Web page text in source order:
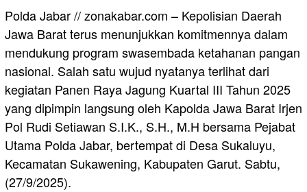
Polda Jabar // zonakabar.com – Kepolisian Daerah
Jawa Barat terus menunjukkan komitmennya dalam
mendukung program swasembada ketahanan pangan
nasional. Salah satu wujud nyatanya terlihat dari
kegiatan Panen Raya Jagung Kuartal III Tahun 2025
yang dipimpin langsung oleh Kapolda Jawa Barat Irjen
Pol Rudi Setiawan S.I.K., S.H., M.H bersama Pejabat
Utama Polda Jabar, bertempat di Desa Sukaluyu,
Kecamatan Sukawening, Kabupaten Garut. Sabtu,
(27/9/2025).